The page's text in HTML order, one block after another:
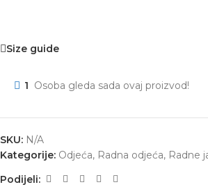
Size guide
1 Osoba gleda sada ovaj proizvod!
SKU: N/A
Kategorije: Odjeća, Radna odjeća, Radne
Podijeli: